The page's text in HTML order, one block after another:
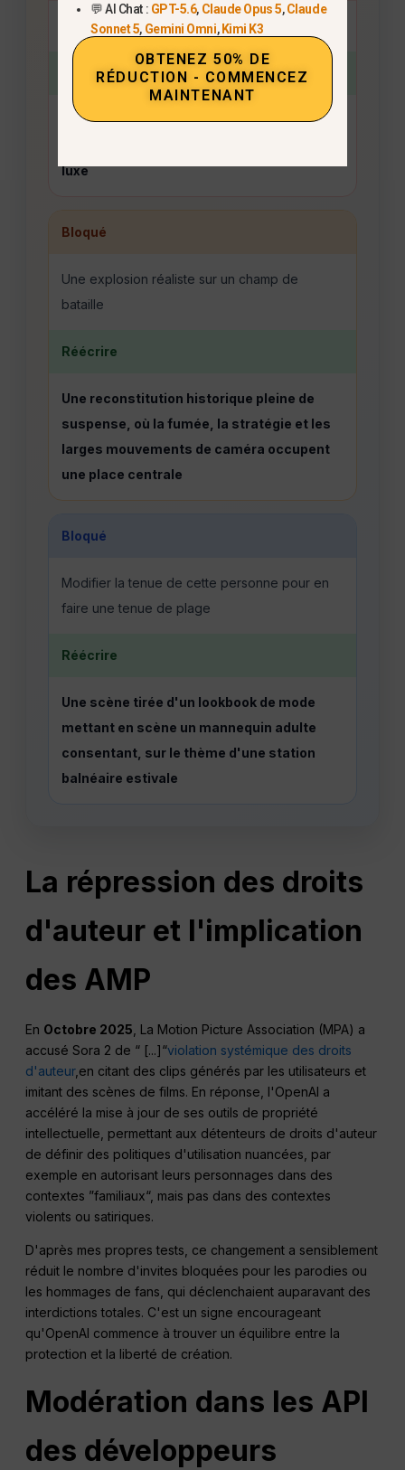
Un acteur célèbre dans une scène de film
Réécrire
Un personnage d'espion original dans une
luxe
Bloqué
Une explosion réaliste sur un champ de
bataille
Réécrire
Une reconstitution historique pleine de
suspense, où la fumée, la stratégie et les
larges mouvements de caméra occupent
une place centrale
Bloqué
Modifier la tenue de cette personne pour en
faire une tenue de plage
Réécrire
Une scène tirée d'un lookbook de mode
mettant en scène un mannequin adulte
consentant, sur le thème d'une station
balnéaire estivale
La répression des droits
d'auteur et l'implication
des AMP
En Octobre 2025 , La Motion Picture Association (MPA) a
accusé Sora 2 de “ [...]“violation systémique des droits
d'auteur,en citant des clips générés par les utilisateurs et
imitant des scènes de films. En réponse, l'OpenAI a
accéléré la mise à jour de ses outils de propriété
intellectuelle, permettant aux détenteurs de droits d'auteur
de définir des politiques d'utilisation nuancées, par
exemple en autorisant leurs personnages dans des
contextes ”familiaux“, mais pas dans des contextes
violents ou satiriques.
D'après mes propres tests, ce changement a sensiblement
réduit le nombre d'invites bloquées pour les parodies ou
les hommages de fans, qui déclenchaient auparavant des
interdictions totales. C'est un signe encourageant
qu'OpenAI commence à trouver un équilibre entre la
protection et la liberté de création.
Modération dans les API
des développeurs
💬 AI Chat : GPT-5.6, Claude Opus 5,Claude
Sonnet 5, Gemini Omni, Kimi K3
OBTENEZ 50% DE
RÉDUCTION - COMMENCEZ
MAINTENANT